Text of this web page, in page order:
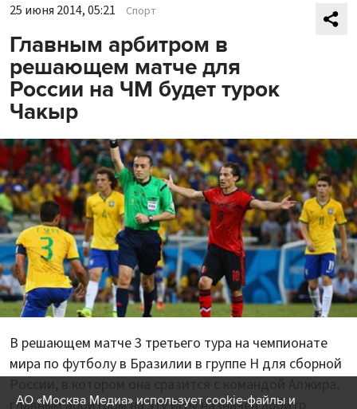
25 июня 2014, 05:21 Спорт
Главным арбитром в
решающем матче для
России на ЧМ будет турок
Чакыр
В решающем матче 3 третьего тура на чемпионате
мира по футболу в Бразилии в группе H для сборной
АО «Москва Медиа» использует cookie-файлы и